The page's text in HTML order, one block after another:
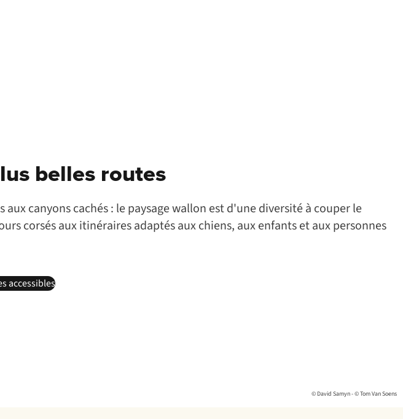
belles routes
canyons cachés : le paysage wallon est d'une diversité à couper le
corsés aux itinéraires adaptés aux chiens, aux enfants et aux personnes
accessibles
© David Samyn - © Tom Van Soens